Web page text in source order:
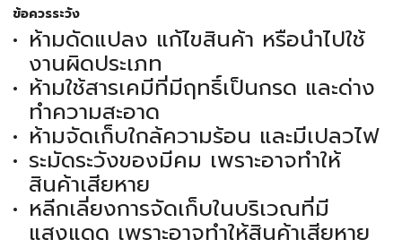
ข้อควรระวัง
ห้ามดัดแปลง แก้ไขสินค้า หรือนำไปใช้
งานผิดประเภท
ห้ามใช้สารเคมีที่มีฤทธิ์เป็นกรด และด่าง
ทำความสะอาด
ห้ามจัดเก็บใกล้ความร้อน และมีเปลวไฟ
ระมัดระวังของมีคม เพราะอาจทำให้
สินค้าเสียหาย
หลีกเลี่ยงการจัดเก็บในบริเวณที่มี
แสงแดด เพราะอาจทำให้สินค้าเสียหาย